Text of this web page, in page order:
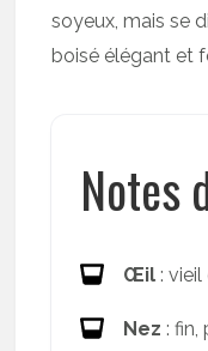
soyeux, mais se
boisé élégant et
Notes
Œil: vieil
Nez : fin,